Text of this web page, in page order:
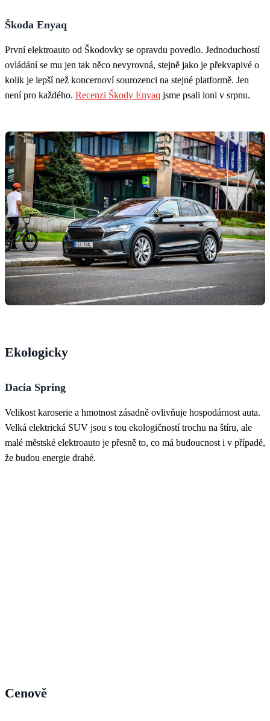
Škoda Enyaq
První elektroauto od Škodovky se opravdu povedlo. Jednoduchostí
ovládání se mu jen tak něco nevyrovná, stejně jako je překvapivé o
kolik je lepší než koncernoví sourozenci na stejné platformě. Jen
není pro každého. Recenzi Škody Enyaq jsme psali loni v srpnu.
Ekologicky
Dacia Spring
Velikost karoserie a hmotnost zásadně ovlivňuje hospodárnost auta.
Velká elektrická SUV jsou s tou ekologičností trochu na štíru, ale
malé městské elektroauto je přesně to, co má budoucnost i v případě,
že budou energie drahé.
Cenově